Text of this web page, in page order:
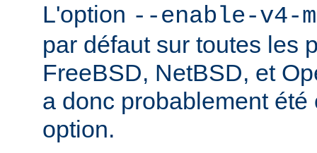
L'option --enable-v4-
par défaut sur toutes les
FreeBSD, NetBSD, et
a donc probablement
option.